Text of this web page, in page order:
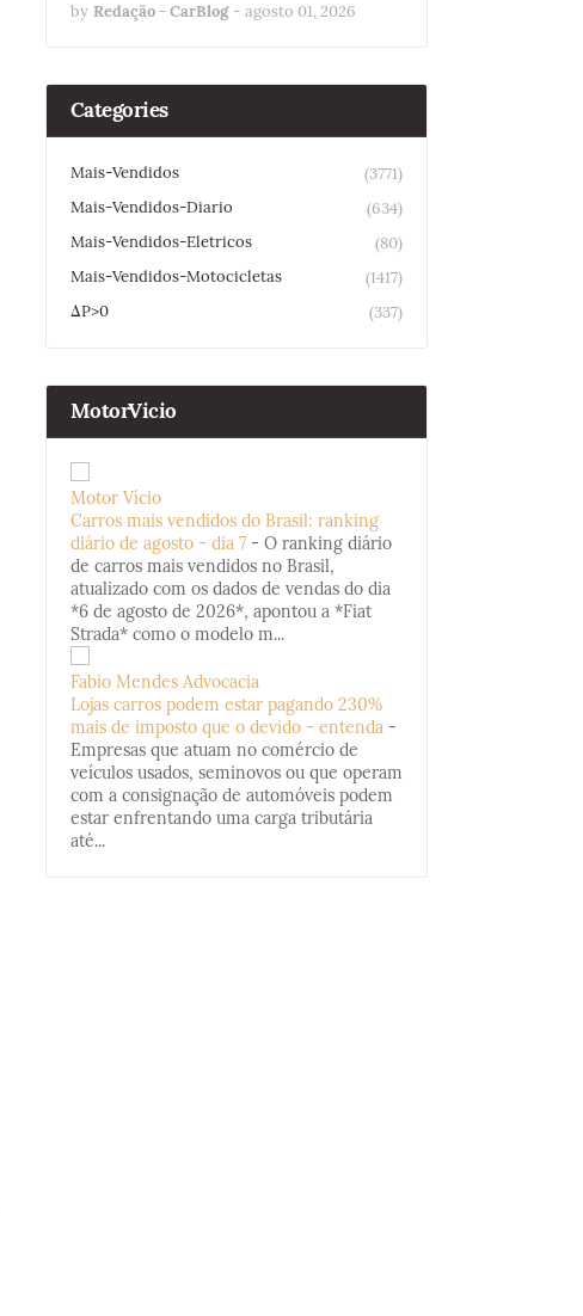
by Redação - CarBlog - agosto 01, 2026
Categories
Mais-Vendidos
(3771)
Mais-Vendidos-Diario
(634)
Mais-Vendidos-Eletricos
(80)
Mais-Vendidos-Motocicletas
(1417)
ΔP>0
(337)
MotorVicio
Motor Vício
Carros mais vendidos do Brasil: ranking
diário de agosto - dia 7 - O ranking diário
de carros mais vendidos no Brasil,
atualizado com os dados de vendas do dia
*6 de agosto de 2026*, apontou a *Fiat
Strada* como o modelo m...
Fabio Mendes Advocacia
Lojas carros podem estar pagando 230%
mais de imposto que o devido - entenda -
Empresas que atuam no comércio de
veículos usados, seminovos ou que operam
com a consignação de automóveis podem
estar enfrentando uma carga tributária
até...